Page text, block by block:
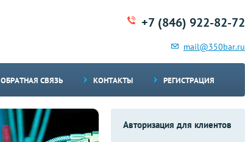
+7 (846) 922-82-72
mail@350bar.ru
ОБРАТНАЯ СВЯЗЬ КОНТАКТЫ РЕГИСТРАЦИЯ
Авторизация для клиентов